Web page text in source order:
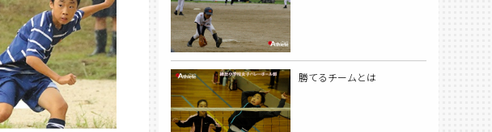
勝てるチームとは